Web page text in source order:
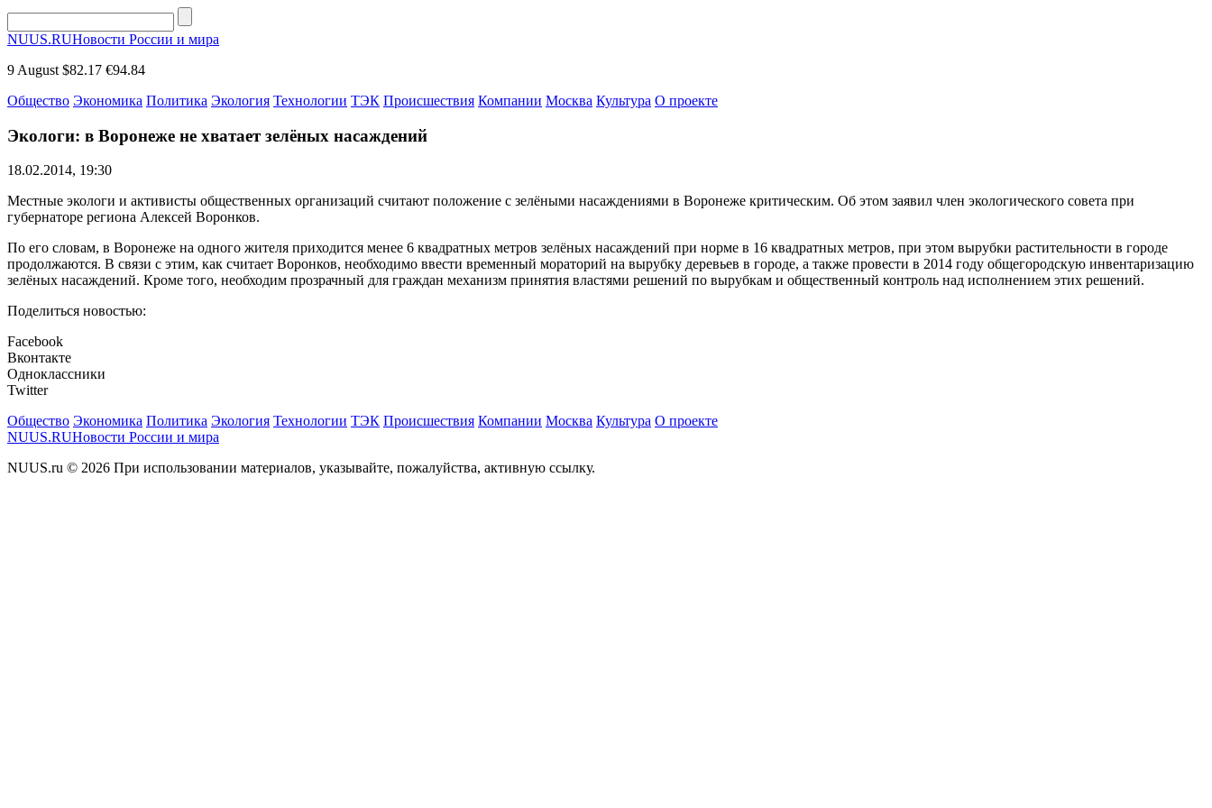
NUUS.RUНовости России и мира
9 August $82.17 €94.84
Общество Экономика Политика Экология Технологии ТЭК Происшествия Компании Москва Культура О проекте
Экологи: в Воронеже не хватает зелёных насаждений
18.02.2014, 19:30
Местные экологи и активисты общественных организаций считают положение с зелёными насаждениями в Воронеже критическим. Об этом заявил член экологического совета при
губернаторе региона Алексей Воронков.
По его словам, в Воронеже на одного жителя приходится менее 6 квадратных метров зелёных насаждений при норме в 16 квадратных метров, при этом вырубки растительности в городе
продолжаются. В связи с этим, как считает Воронков, необходимо ввести временный мораторий на вырубку деревьев в городе, а также провести в 2014 году общегородскую инвентаризацию
зелёных насаждений. Кроме того, необходим прозрачный для граждан механизм принятия властями решений по вырубкам и общественный контроль над исполнением этих решений.
Поделиться новостью:
Facebook
Вконтакте
Одноклассники
Twitter
Общество Экономика Политика Экология Технологии ТЭК Происшествия Компании Москва Культура О проекте
NUUS.RUНовости России и мира
NUUS.ru © 2026 При использовании материалов, указывайте, пожалуйства, активную ссылку.